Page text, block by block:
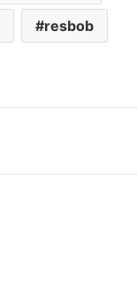
resbob